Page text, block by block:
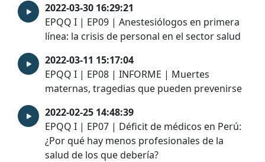
2022-03-30 16:29:21
EPQQ I | EP09 | Anestesiólogos en primera
línea: la crisis de personal en el sector salud
2022-03-11 15:17:04
EPQQ I | EP08 | INFORME | Muertes
maternas, tragedias que pueden prevenirse
2022-02-25 14:48:39
EPQQ I | EP07 | Déficit de médicos en Perú:
¿Por qué hay menos profesionales de la
salud de los que debería?